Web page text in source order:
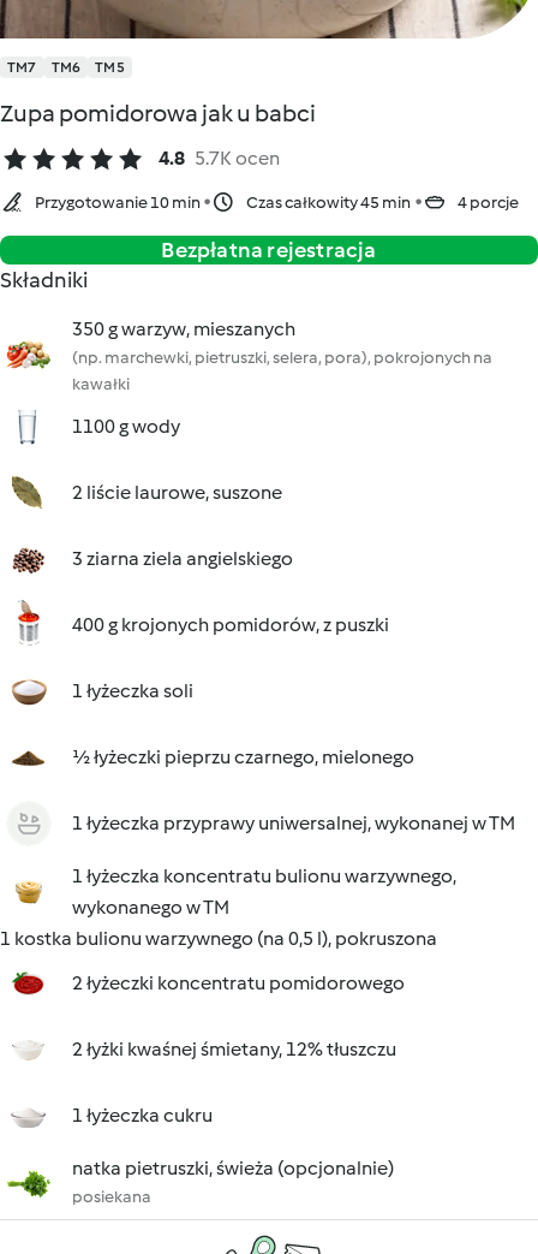
TM7 TM6 TM5
Zupa pomidorowa jak u babci
4.8 5.7K ocen
Przygotowanie 10 min Czas całkowity 45 min 4 porcje
Bezpłatna rejestracja
Składniki
350 g warzyw, mieszanych
(np. marchewki, pietruszki, selera, pora), pokrojonych na
kawałki
1100 g wody
2 liście laurowe, suszone
3 ziarna ziela angielskiego
400 g krojonych pomidorów, z puszki
1 łyżeczka soli
½ łyżeczki pieprzu czarnego, mielonego
1 łyżeczka przyprawy uniwersalnej, wykonanej w TM
1 łyżeczka koncentratu bulionu warzywnego,
wykonanego w TM
1 kostka bulionu warzywnego (na 0,5 l), pokruszona
2 łyżeczki koncentratu pomidorowego
2 łyżki kwaśnej śmietany, 12% tłuszczu
1 łyżeczka cukru
natka pietruszki, świeża (opcjonalnie)
posiekana